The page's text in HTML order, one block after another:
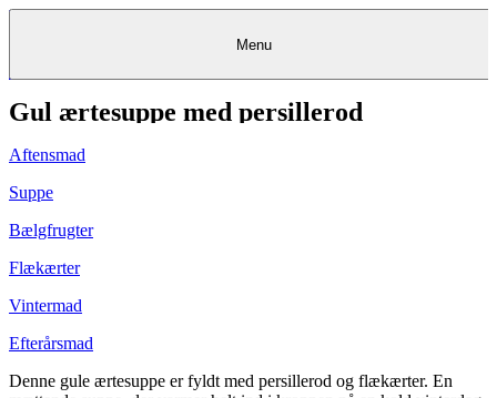
KantineKantineKantine
FrokostordningFrokostordningFrokostordning
Catering
Madkurser
RestauranterRestauranter&&BagerierBagerier
Bagerier
Foodservice
Detail
Eventkalender
KøbKøbgavekort gavekort Køb gavekort
KundeserviceKundeserviceKundeservice
Menu
Gul ærtesuppe med persillerod
Aftensmad
Suppe
Bælgfrugter
Flækærter
Vintermad
Efterårsmad
Denne gule ærtesuppe er fyldt med persillerod og flækærter. En